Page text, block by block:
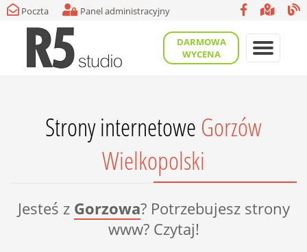
Poczta Panel administracyjny
DARMOWA
WYCENA
Strony internetowe Gorzów
Wielkopolski
Jesteś z Gorzowa? Potrzebujesz strony
www? Czytaj!